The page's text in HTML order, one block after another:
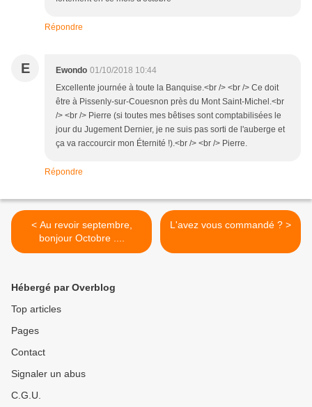
Répondre
E Ewondo 01/10/2018 10:44
Excellente journée à toute la Banquise.<br /> <br /> Ce doit
être à Pissenly-sur-Couesnon près du Mont Saint-Michel.<br
/> <br /> Pierre (si toutes mes bêtises sont comptabilisées le
jour du Jugement Dernier, je ne suis pas sorti de l'auberge et
ça va raccourcir mon Éternité !).<br /> <br /> Pierre.
Répondre
< Au revoir septembre,
bonjour Octobre ....
L'avez vous commandé ? >
Hébergé par Overblog
Top articles
Pages
Contact
Signaler un abus
C.G.U.